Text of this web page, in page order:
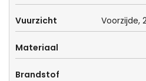
Vuurzicht Voorzijde,
Materiaal
Brandstof